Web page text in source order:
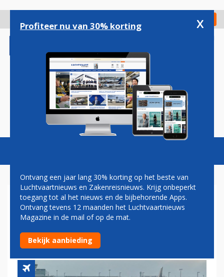
gaan
Check in
Magazine Podcasts Vacatures
LUFTHANSA VOERT EERSTE
LONGHAUL-VLUCHT MET
BOEING 787 UIT
Profiteer nu van 30% korting x
Ontvang een jaar lang 30% korting op het beste van
Luchtvaartnieuws en Zakenreisnieuws. Krijg onbeperkt
toegang tot al het nieuws en de bijbehorende Apps.
Ontvang tevens 12 maanden het Luchtvaartnieuws
Magazine in de mail of op de mat.
Bekijk aanbieding